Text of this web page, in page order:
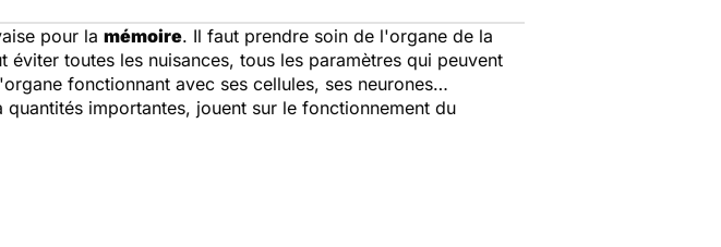
pour la mémoire. Il faut prendre soin de l'organe de la
toutes les nuisances, tous les paramètres qui peuvent
fonctionnant avec ses cellules, ses neurones…
quantités importantes, jouent sur le fonctionnement du